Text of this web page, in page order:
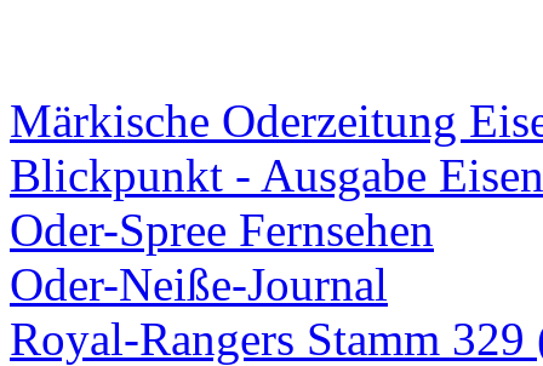
Märkische Oderzeitung
Blickpunkt - Ausgabe
Oder-Spree Fernsehen
Oder-Neiße-Journal
Royal-Rangers Stamm